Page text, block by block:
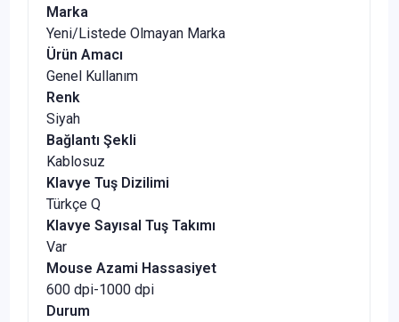
Marka
Yeni/Listede Olmayan Marka
Ürün Amacı
Genel Kullanım
Renk
Siyah
Bağlantı Şekli
Kablosuz
Klavye Tuş Dizilimi
Türkçe Q
Klavye Sayısal Tuş Takımı
Var
Mouse Azami Hassasiyet
600 dpi-1000 dpi
Durum